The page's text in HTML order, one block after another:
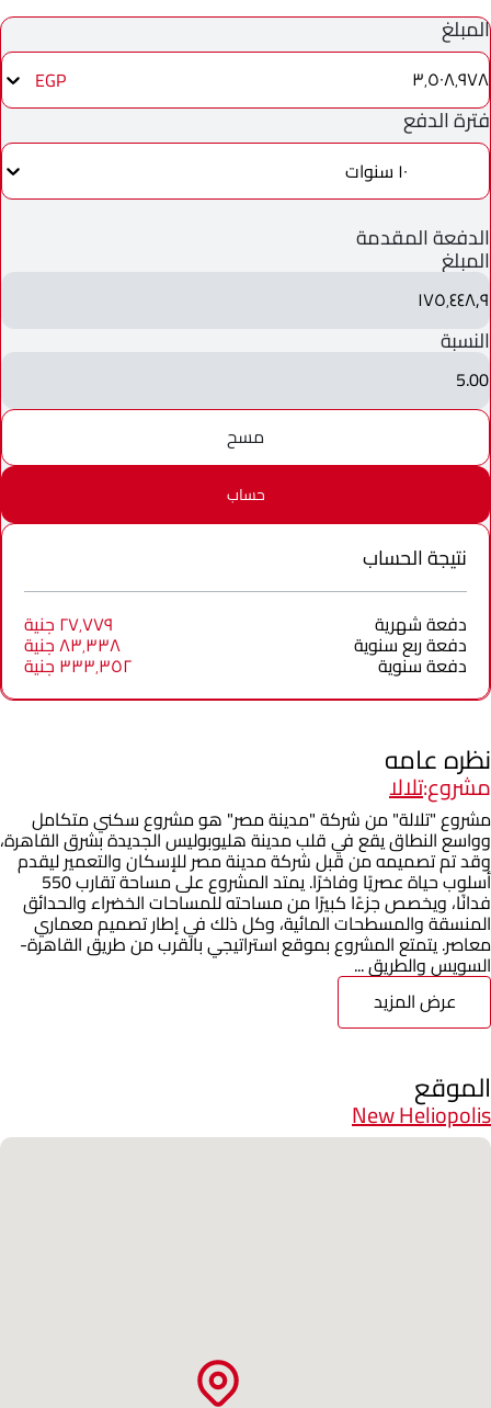
المبلغ
٣٬٥٠٨٬٩٧٨ EGP
فترة الدفع
١٠ سنوات
الدفعة المقدمة
المبلغ
١٧٥٬٤٤٨٫٩
النسبة
5.00
مسح
حساب
نتيجة الحساب
دفعة شهرية ٢٧٬٧٧٩ جنية
دفعة ربع سنوية ٨٣٬٣٣٨ جنية
دفعة سنوية ٣٣٣٬٣٥٢ جنية
نظره عامه
مشروع:تلالا
مشروع "تلالة" من شركة "مدينة مصر" هو مشروع سكني متكامل
وواسع النطاق يقع في قلب مدينة هليوبوليس الجديدة بشرق القاهرة،
وقد تم تصميمه من قبل شركة مدينة مصر للإسكان والتعمير ليقدم
أسلوب حياة عصريًا وفاخرًا. يمتد المشروع على مساحة تقارب 550
فدانًا، ويخصص جزءًا كبيرًا من مساحته للمساحات الخضراء والحدائق
المنسقة والمسطحات المائية، وكل ذلك في إطار تصميم معماري
معاصر. يتمتع المشروع بموقع استراتيجي بالقرب من طريق القاهرة-
السويس والطريق ...
عرض المزيد
الموقع
New Heliopolis